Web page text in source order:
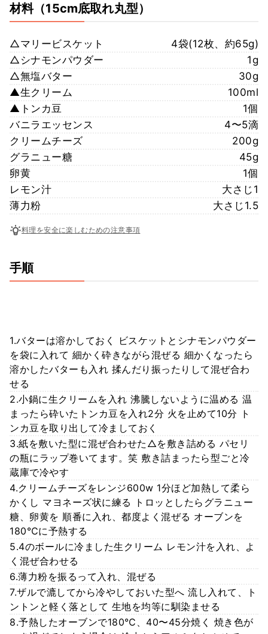
材料（15cm底取れ丸型）
△マリービスケット
4袋(12枚、約65g)
△シナモンパウダー
1g
△無塩バター
30g
▲生クリーム
100ml
▲トンカ豆
1個
バニラエッセンス
4〜5滴
クリームチーズ
200g
グラニュー糖
45g
卵黄
1個
レモン汁
大さじ1
薄力粉
大さじ1.5
料理を安全に楽しむための注意事項
手順
1.バターは溶かしておく ビスケットとシナモンパウダー
を袋に入れて 細かく砕きながら混ぜる 細かくなったら
溶かしたバターも入れ 揉んだり振ったりして混ぜ合わ
せる
2.小鍋に生クリームを入れ 沸騰しないように温める 温
まったら砕いたトンカ豆を入れ2分 火を止めて10分 ト
ンカ豆を取り出して冷ましておく
3.紙を敷いた型に混ぜ合わせた△を敷き詰める パセリ
の瓶にラップ巻いてます。笑 敷き詰まったら型ごと冷
蔵庫で冷やす
4.クリームチーズをレンジ600w 1分ほど加熱して柔ら
かくし マヨネーズ状に練る トロッとしたらグラニュー
糖、卵黄を 順番に入れ、都度よく混ぜる オーブンを
180℃に予熱する
5.4のボールに冷ました生クリーム レモン汁を入れ、よ
く混ぜ合わせる
6.薄力粉を振るって入れ、混ぜる
7.ザルで漉してから冷やしておいた型へ 流し入れて、ト
ントンと軽く落として 生地を均等に馴染ませる
8.予熱したオーブンで180℃、40〜45分焼く 焼き色が